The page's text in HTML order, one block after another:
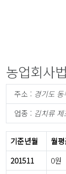
농업회사
주소 : 경기도
업종 : 김치류 제
기준년월 월
201511
0원